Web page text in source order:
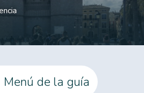
Menú de la guía